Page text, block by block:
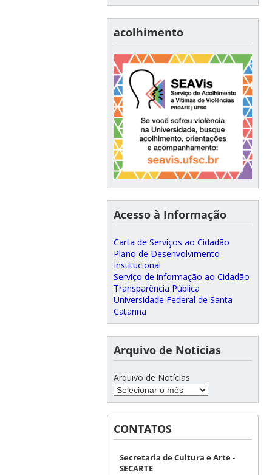
acolhimento
Acesso à Informação
Carta de Serviços ao Cidadão
Plano de Desenvolvimento
Institucional
Serviço de informação ao Cidadão
Transparência Pública
Universidade Federal de Santa
Catarina
Arquivo de Notícias
Arquivo de Notícias
CONTATOS
Secretaria de Cultura e Arte -
SECARTE